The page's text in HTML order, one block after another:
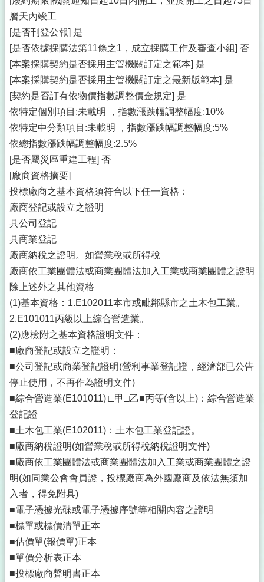
曆天內竣工
[是否刊登公報] 是
[是否依據採購法第11條之1，成立採購工作及審查小組] 否
[本案採購契約是否採用主管機關訂定之範本] 是
[本案採購契約是否採用主管機關訂定之最新版範本] 是
[契約是否訂有依物價指數調整價金規定] 是
依特定個別項目:未載明 ，指數漲跌幅調整幅度:10%
依特定中分類項目:未載明 ，指數漲跌幅調整幅度:5%
依總指數漲跌幅調整幅度:2.5%
[是否屬災區重建工程] 否
[廠商資格摘要]
投標廠商之基本資格須符合以下任一資格：
廠商登記或設立之證明
具公司登記
具商業登記
廠商納稅之證明。如營業稅或所得稅
廠商依工業團體法或商業團體法加入工業或商業團體之證明
除上述外之其他資格
(1)基本資格：1.E102011本市或毗鄰縣市之土木包工業。
2.E101011丙級以上綜合營造業。
(2)應檢附之基本資格證明文件：
■廠商登記或設立之證明：
■公司登記或商業登記證明(營利事業登記證，經濟部已公告
停止使用，不再作為證明文件)
■綜合營造業(E101011) □甲□乙■丙等(含以上)：綜合營造業
登記證
■土木包工業(E102011)：土木包工業登記證。
■廠商納稅證明(如營業稅或所得稅納稅證明文件)
■廠商依工業團體法或商業團體法加入工業或商業團體之證
明(如同業公會會員證，投標廠商為外國廠商及依法無須加
入者，得免附具)
■電子憑據光碟或電子憑據序號等相關內容之證明
■標單或標價清單正本
■估價單(報價單)正本
■單價分析表正本
■投標廠商聲明書正本